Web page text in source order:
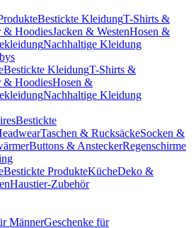
Bestickte KleidungT-Shirts &
& HoodiesJacken & WestenHosen &
Nachhaltige Kleidung
Bestickte KleidungT-Shirts &
& HoodiesHosen &
Nachhaltige Kleidung
Bestickte
Taschen & RucksäckeSocken &
Buttons & AnsteckerRegenschirme
Bestickte ProdukteKücheDeko &
Haustier-Zubehör
MännerGeschenke für